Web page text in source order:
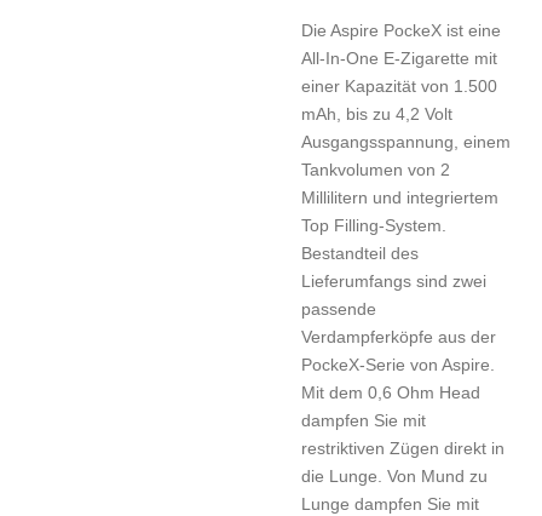
Die Aspire PockeX ist eine
All-In-One E-Zigarette mit
einer Kapazität von 1.500
mAh, bis zu 4,2 Volt
Ausgangsspannung, einem
Tankvolumen von 2
Millilitern und integriertem
Top Filling-System.
Bestandteil des
Lieferumfangs sind zwei
passende
Verdampferköpfe aus der
PockeX-Serie von Aspire.
Mit dem 0,6 Ohm Head
dampfen Sie mit
restriktiven Zügen direkt in
die Lunge. Von Mund zu
Lunge dampfen Sie mit